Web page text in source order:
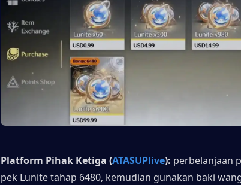
Platform Pihak Ketiga (ATASUPlive): perbelanjaan
pek Lunite tahap 6480, kemudian gunakan baki